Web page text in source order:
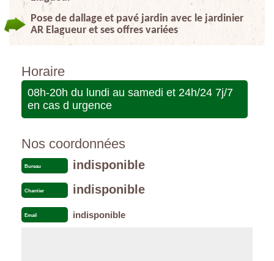
Pose de dallage et pavé jardin avec le jardinier
AR Elagueur et ses offres variées
Horaire
08h-20h du lundi au samedi et 24h/24 7j/7
en cas d urgence
Nos coordonnées
Bureau indisponible
Chantier indisponible
Email indisponible